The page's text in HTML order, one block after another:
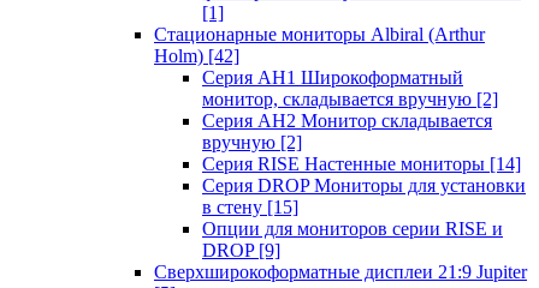
[1]
Стационарные мониторы Albiral (Arthur
Holm) [42]
Серия AH1 Широкоформатный
монитор, складывается вручную [2]
Серия AH2 Монитор складывается
вручную [2]
Серия RISE Настенные мониторы [14]
Серия DROP Мониторы для установки
в стену [15]
Опции для мониторов серии RISE и
DROP [9]
Сверхширокоформатные дисплеи 21:9 Jupiter